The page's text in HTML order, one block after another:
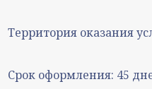
Территория оказания
Срок оформления: 45